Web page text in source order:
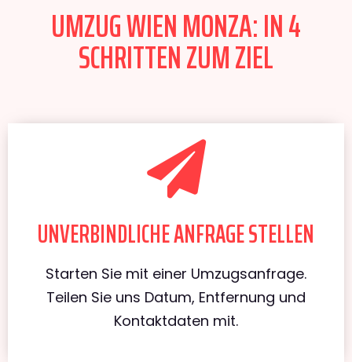
UMZUG WIEN MONZA: IN 4
SCHRITTEN ZUM ZIEL
UNVERBINDLICHE ANFRAGE STELLEN
Starten Sie mit einer Umzugsanfrage.
Teilen Sie uns Datum, Entfernung und
Kontaktdaten mit.